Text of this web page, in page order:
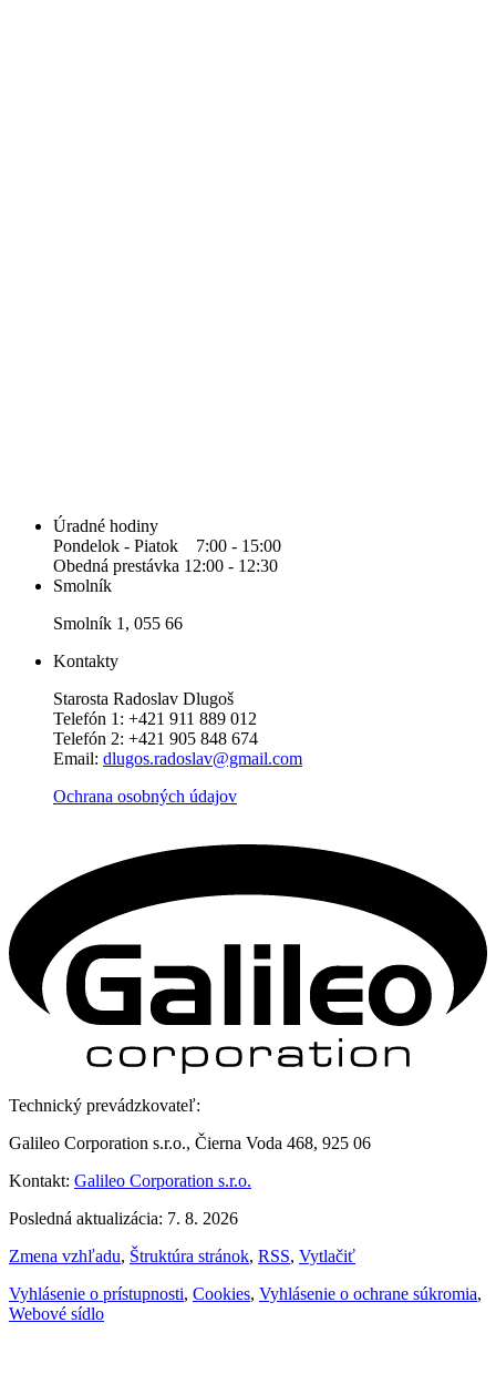
Úradné hodiny
Pondelok - Piatok 7:00 - 15:00
Obedná prestávka 12:00 - 12:30
Smolník
Smolník 1, 055 66
Kontakty
Starosta Radoslav Dlugoš
Telefón 1: +421 911 889 012
Telefón 2: +421 905 848 674
Email: dlugos.radoslav@gmail.com
Ochrana osobných údajov
Technický prevádzkovateľ:
Galileo Corporation s.r.o., Čierna Voda 468, 925 06
Kontakt: Galileo Corporation s.r.o.
Posledná aktualizácia: 7. 8. 2026
Zmena vzhľadu, Štruktúra stránok, RSS, Vytlačiť
Vyhlásenie o prístupnosti, Cookies, Vyhlásenie o ochrane súkromia,
Webové sídlo